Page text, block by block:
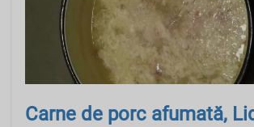
Carne de porc afumată,